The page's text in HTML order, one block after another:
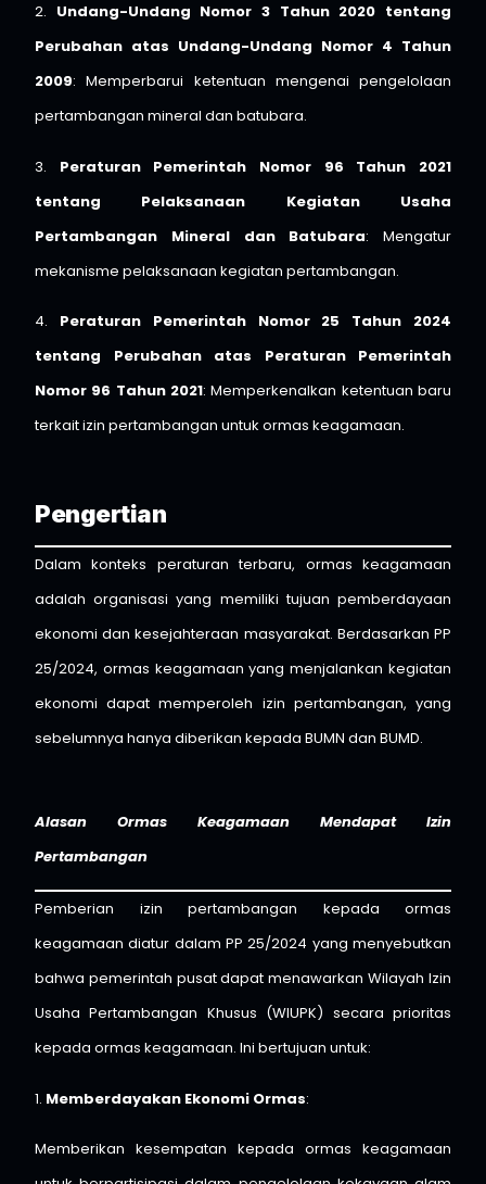
2. Undang-Undang Nomor 3 Tahun 2020 tentang
Perubahan atas Undang-Undang Nomor 4 Tahun
2009: Memperbarui ketentuan mengenai pengelolaan
pertambangan mineral dan batubara.
3. Peraturan Pemerintah Nomor 96 Tahun 2021
tentang Pelaksanaan Kegiatan Usaha
Pertambangan Mineral dan Batubara: Mengatur
mekanisme pelaksanaan kegiatan pertambangan.
4. Peraturan Pemerintah Nomor 25 Tahun 2024
tentang Perubahan atas Peraturan Pemerintah
Nomor 96 Tahun 2021: Memperkenalkan ketentuan baru
terkait izin pertambangan untuk ormas keagamaan.
Pengertian
Dalam konteks peraturan terbaru, ormas keagamaan
adalah organisasi yang memiliki tujuan pemberdayaan
ekonomi dan kesejahteraan masyarakat. Berdasarkan PP
25/2024, ormas keagamaan yang menjalankan kegiatan
ekonomi dapat memperoleh izin pertambangan, yang
sebelumnya hanya diberikan kepada BUMN dan BUMD.
Alasan Ormas Keagamaan Mendapat Izin
Pertambangan
Pemberian izin pertambangan kepada ormas
keagamaan diatur dalam PP 25/2024 yang menyebutkan
bahwa pemerintah pusat dapat menawarkan Wilayah Izin
Usaha Pertambangan Khusus (WIUPK) secara prioritas
kepada ormas keagamaan. Ini bertujuan untuk:
1. Memberdayakan Ekonomi Ormas:
Memberikan kesempatan kepada ormas keagamaan